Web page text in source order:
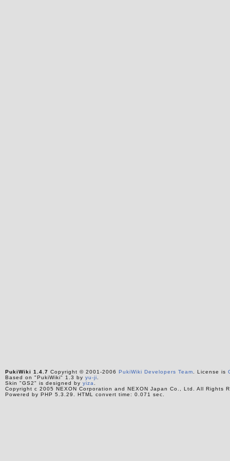
PukiWiki 1.4.7 Copyright © 2001-2006 PukiWiki Developers Team . License is
Based on "PukiWiki" 1.3 by yu-ji
Skin "GS2" is designed by yiza
Copyright c 2005 NEXON Corporation and NEXON Japan Co., Ltd. All Rights
Powered by PHP 5.3.29. HTML convert time: 0.071 sec.